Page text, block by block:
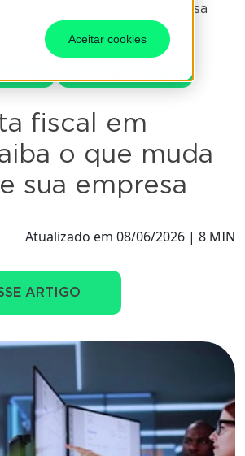
Aceitar cookies
muda e prepare sua empresa
Gestão fiscal
fiscal em
o que muda
sua empresa
Atualizado em 08/06/2026 | 8 MIN
ARTIGO